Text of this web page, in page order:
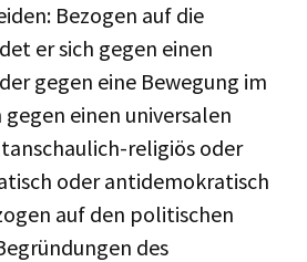
Bezogen auf die
er sich gegen einen
gegen eine Bewegung im
einen universalen
religiös oder
oder antidemokratisch
auf den politischen
des